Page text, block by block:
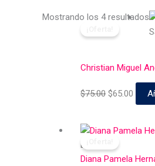
Mostrando los 4 resultados
Christian Miguel
$75.00
El
$75.00.
$65.00
El
EC0680
Diana Pamela
El
original
El